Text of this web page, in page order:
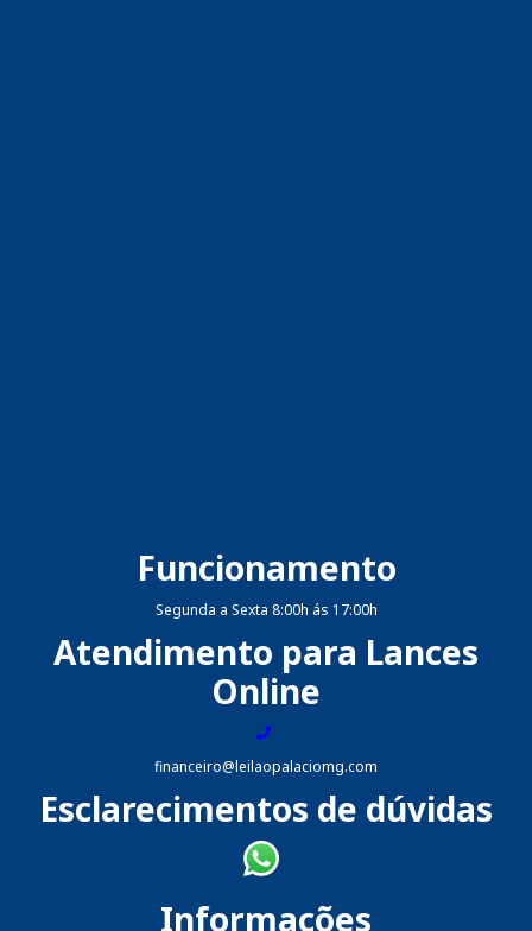
Funcionamento
Segunda a Sexta 8:00h ás 17:00h
Atendimento para Lances
Online
financeiro@leilaopalaciomg.com
Esclarecimentos de dúvidas
Informações